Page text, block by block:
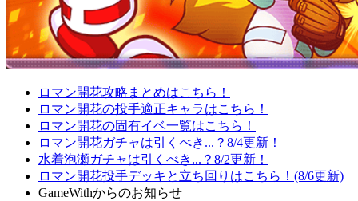
ロマン開花攻略まとめはこちら！
ロマン開花の投手適正キャラはこちら！
ロマン開花の固有イベ一覧はこちら！
ロマン開花ガチャは引くべき...？8/4更新！
水着泡瀬ガチャは引くべき...？8/2更新！
ロマン開花投手デッキと立ち回りはこちら！(8/6更新)
GameWithからのお知らせ